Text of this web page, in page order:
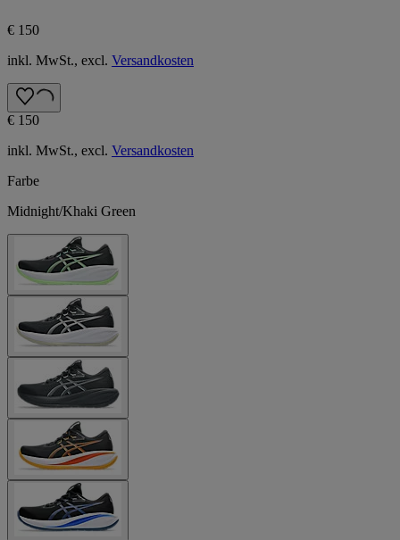
€ 150
inkl. MwSt., excl. Versandkosten
€ 150
inkl. MwSt., excl. Versandkosten
Farbe
Midnight/Khaki Green